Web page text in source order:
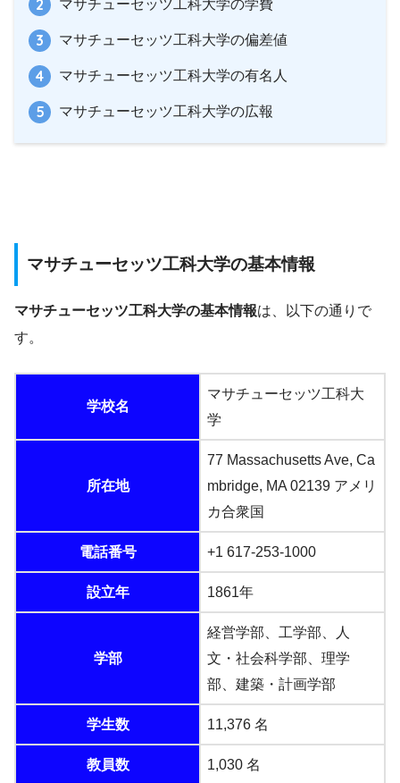
マサチューセッツ工科大学の学費
マサチューセッツ工科大学の偏差値
マサチューセッツ工科大学の有名人
マサチューセッツ工科大学の広報
マサチューセッツ工科大学の基本情報
マサチューセッツ工科大学の基本情報は、以下の通りで
す。
学校名
マサチューセッツ工科大
学
所在地
77 Massachusetts Ave, Ca
mbridge, MA 02139 アメリ
カ合衆国
電話番号 +1 617-253-1000
設立年 1861年
学部
経営学部、工学部、人
文・社会科学部、理学
部、建築・計画学部
学生数 11,376 名
教員数 1,030 名